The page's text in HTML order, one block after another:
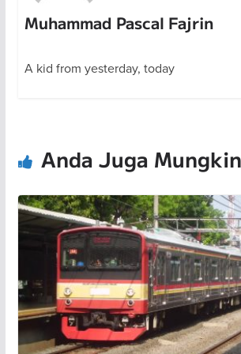
Muhammad Pascal Fajrin
A kid from yesterday, today
Anda Juga